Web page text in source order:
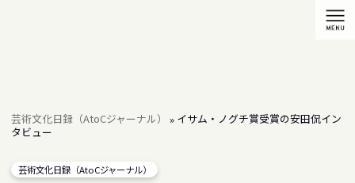
芸術文化日録（AtoCジャーナル） » イサム・ノグチ賞受賞の安田侃イン
タビュー
芸術文化日録（AtoCジャーナル）